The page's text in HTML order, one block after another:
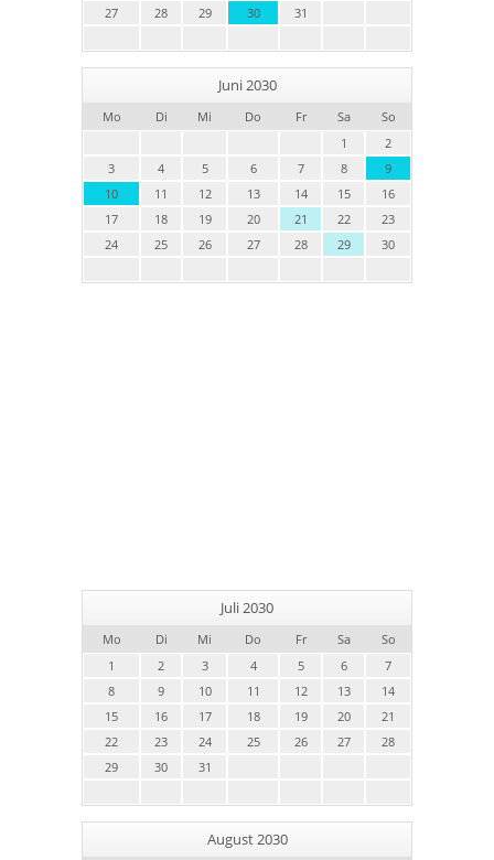
27
28 29 30 31
Juni 2030
Mo Di Mi Do Fr Sa
So
1
2
3
4 5 6 7 8
9
10
11 12 13 14 15
16
17
18 19 20 21 22
23
24
25 26 27 28 29 30
Juli 2030
Mo Di Mi Do Fr Sa
So
1
2 3 4 5 6
7
8
9 10 11 12 13
14
15
16 17 18 19 20
21
22
23 24 25 26 27
28
29
30 31
August 2030